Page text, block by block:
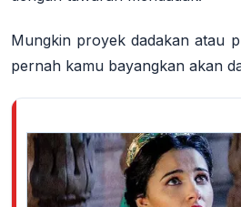
Mungkin proyek dadakan atau
pernah kamu bayangkan akan